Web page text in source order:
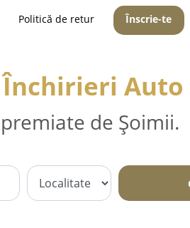
Politică de retur Înscrie-te
de Șoimii.